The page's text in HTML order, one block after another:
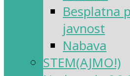
Besplatna
javnost
Nabava
STEM(AJMO!)